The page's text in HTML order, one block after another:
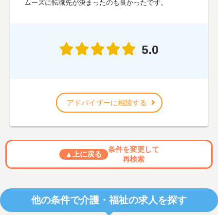
ムーズに転職先が決まったのも良かったです。
5.0
アドバイザーに相談する
▲上に戻る
条件を変更して
再検索
他の条件で介護・福祉の求人を探す